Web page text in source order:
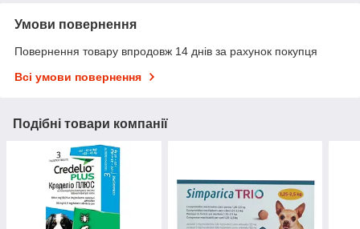
Умови повернення
Повернення товару впродовж 14 днів за рахунок покупця
Всі умови повернення
Подібні товари компанії